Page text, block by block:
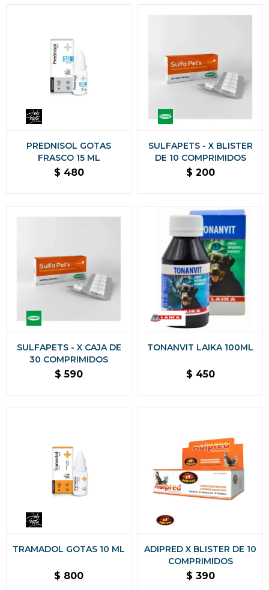
PREDNISOL GOTAS
FRASCO 15 ML
$ 480
SULFAPETS - X BLISTER
DE 10 COMPRIMIDOS
$ 200
SULFAPETS - X CAJA DE
30 COMPRIMIDOS
$ 590
TONANVIT LAIKA 100ML
$ 450
TRAMADOL GOTAS 10 ML
$ 800
ADIPRED X BLISTER DE 10
COMPRIMIDOS
$ 390